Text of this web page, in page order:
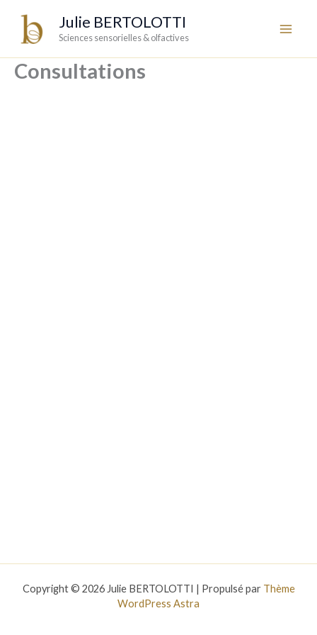
contenu
Julie BERTOLOTTI
Sciences sensorielles & olfactives
Consultations
Copyright © 2026 Julie BERTOLOTTI | Propulsé par Thème
WordPress Astra